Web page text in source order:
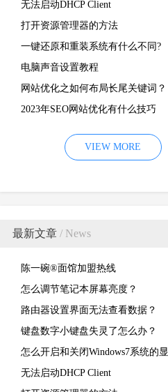
卡硬件加速功能
无法启动DHCP Client
打开资源管理器的方法
一键还原和重装系统有什么不同?
电脑声音设置教程
网站优化之如何布局长尾关键词？
2023年SEO网站优化有什么技巧
VIEW MORE
最新文章 / News
陈一碗®面馆加盟热线
怎么调节笔记本屏幕亮度？
路由器设置界面无法查看数据？
键盘数字小键盘失灵了怎么办？
怎么开启和关闭Windows7系统的显
卡硬件加速功能
无法启动DHCP Client